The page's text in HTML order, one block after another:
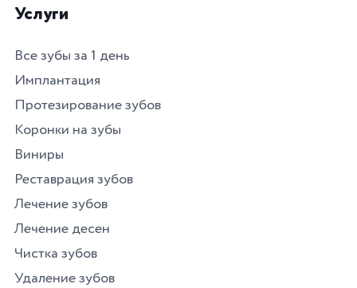
Услуги
Все зубы за 1 день
Имплантация
Протезирование зубов
Коронки на зубы
Виниры
Реставрация зубов
Лечение зубов
Лечение десен
Чистка зубов
Удаление зубов